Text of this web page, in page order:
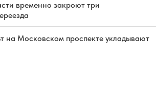
временно закроют три
на Московском проспекте укладывают